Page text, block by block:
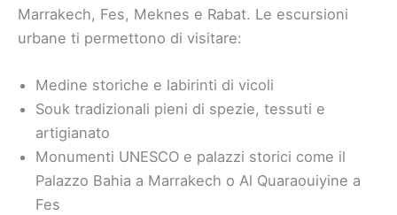
Marrakech, Fes, Meknes e Rabat. Le escursioni
urbane ti permettono di visitare:
Medine storiche e labirinti di vicoli
Souk tradizionali pieni di spezie, tessuti e
artigianato
Monumenti UNESCO e palazzi storici come il
Palazzo Bahia a Marrakech o Al Quaraouiyine a
Fes